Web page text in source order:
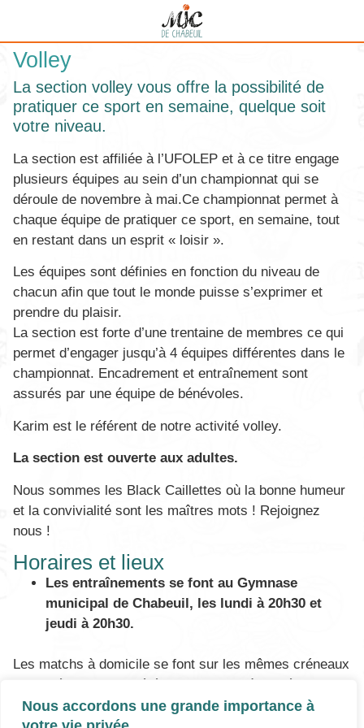
Nous accordons une grande importance à
Volley
La section volley vous offre la possibilité de
pratiquer ce sport en semaine, quelque soit
votre niveau.
La section est affiliée à l’UFOLEP et à ce titre engage
plusieurs équipes au sein d’un championnat qui se
déroule de novembre à mai.Ce championnat permet à
chaque équipe de pratiquer ce sport, en semaine, tout
en restant dans un esprit « loisir ».
Les équipes sont définies en fonction du niveau de
chacun afin que tout le monde puisse s’exprimer et
prendre du plaisir.
La section est forte d’une trentaine de membres ce qui
permet d’engager jusqu’à 4 équipes différentes dans le
championnat. Encadrement et entraînement sont
assurés par une équipe de bénévoles.
Karim est le référent de notre activité volley.
La section est ouverte aux adultes.
Nous sommes les Black Caillettes où la bonne humeur
et la convivialité sont les maîtres mots ! Rejoignez
nous !
Horaires et lieux
Les entraînements se font au Gymnase
municipal de Chabeuil, les lundi à 20h30 et
jeudi à 20h30.
Les matchs à domicile se font sur les mêmes créneaux
selon l’équipe considérée. Les matchs à l’extérieur,
quant à eux, se font en fonction des disponibilités des